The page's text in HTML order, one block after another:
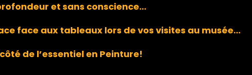
et sans conscience…
face aux tableaux lors de vos visites au musée…
de l’essentiel en Peinture!